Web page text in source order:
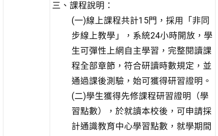
三、課程說明：
(一)線上課程共計15門，採用「非同
步線上教學」，系統24小時開放，學
生可彈性上網自主學習，完整閱讀課
程全部章節，符合研讀時數規定，並
通過課後測驗，始可獲得研習證明。
(二)學生獲得先修課程研習證明（學
習點數），於就讀本校後，可申請採
計通識教育中心學習點數，就學期間